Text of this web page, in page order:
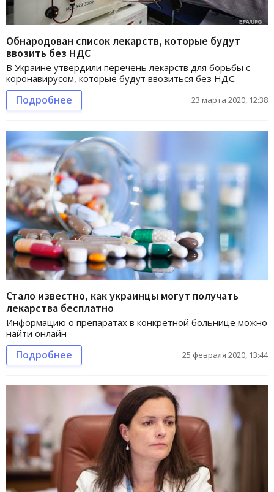
Обнародован список лекарств, которые будут
ввозить без НДС
В Украине утвердили перечень лекарств для борьбы с
коронавирусом, которые будут ввозиться без НДС.
Подробнее 23 марта 2020, 12:38
Стало известно, как украинцы могут получать
лекарства бесплатно
Информацию о препаратах в конкретной больнице можно
найти онлайн
Подробнее 25 февраля 2020, 13:44